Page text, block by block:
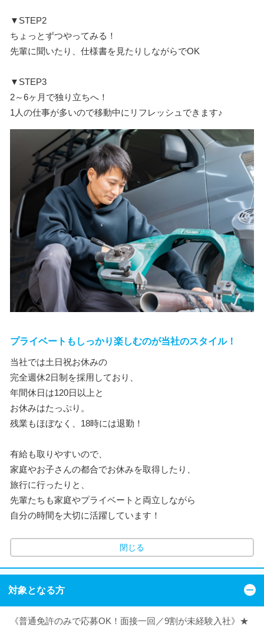
▼STEP2
ちょっとずつやってみる！
先輩に聞いたり、仕様書を見たりしながらでOK
▼STEP3
2～6ヶ月で独り立ちへ！
1人の仕事が多いので移動中にリフレッシュできます♪
プライベートもしっかり楽しむのが当社のスタイル！
当社では土日祝お休みの
完全週休2日制を採用しており、
年間休日は120日以上と
お休みはたっぷり。
残業もほぼなく、18時には退勤！
有給も取りやすいので、
家庭やお子さんの都合でお休みを取得したり、
旅行に行ったりと、
先輩たちも家庭やプライベートと両立しながら
自分の時間を大切に活躍しています！
閉じる
対象となる方
《普通免許のみで応募OK！面接一回／9割が未経験入社》★